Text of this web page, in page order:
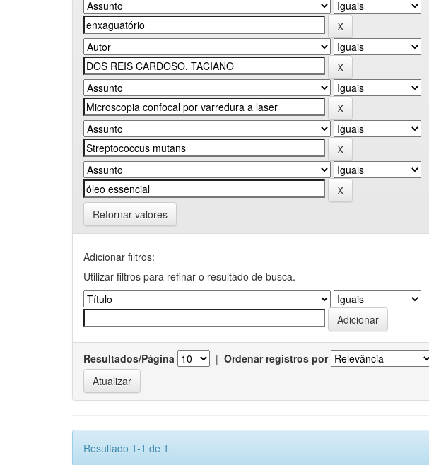
Retornar valores
Adicionar filtros:
Utilizar filtros para refinar o resultado de busca.
Resultados/Página | Ordenar registros por
Resultado 1-1 de 1.